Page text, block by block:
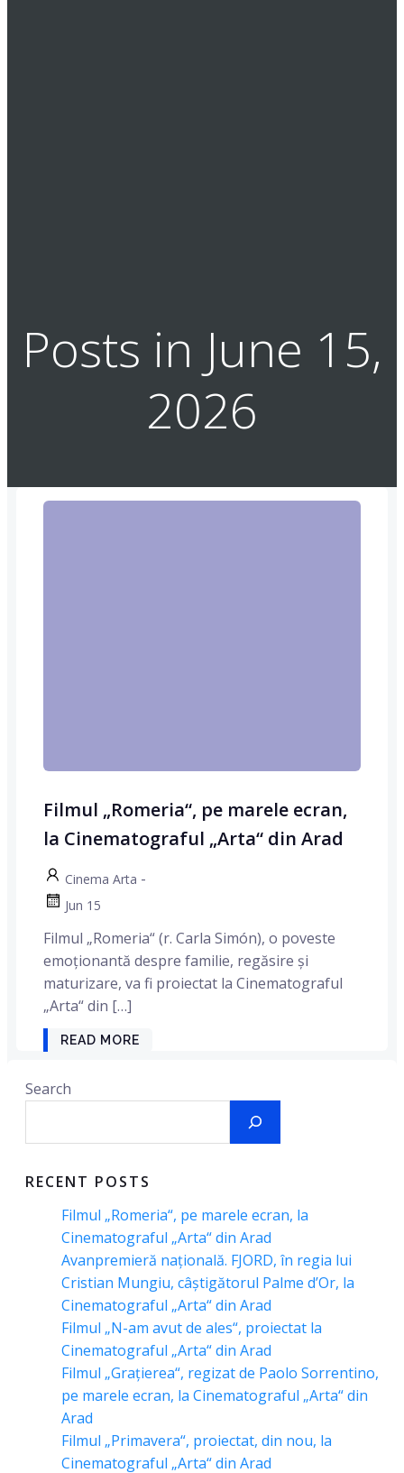
Posts in June 15,
2026
Filmul „Romeria“, pe marele ecran,
la Cinematograful „Arta“ din Arad
Cinema Arta -
Jun 15
Filmul „Romeria“ (r. Carla Simón), o poveste
emoționantă despre familie, regăsire și
maturizare, va fi proiectat la Cinematograful
„Arta“ din […]
READ MORE
Search
RECENT POSTS
Filmul „Romeria“, pe marele ecran, la
Cinematograful „Arta“ din Arad
Avanpremieră națională. FJORD, în regia lui
Cristian Mungiu, câștigătorul Palme d’Or, la
Cinematograful „Arta“ din Arad
Filmul „N-am avut de ales“, proiectat la
Cinematograful „Arta“ din Arad
Filmul „Grațierea“, regizat de Paolo Sorrentino,
pe marele ecran, la Cinematograful „Arta“ din
Arad
Filmul „Primavera“, proiectat, din nou, la
Cinematograful „Arta“ din Arad